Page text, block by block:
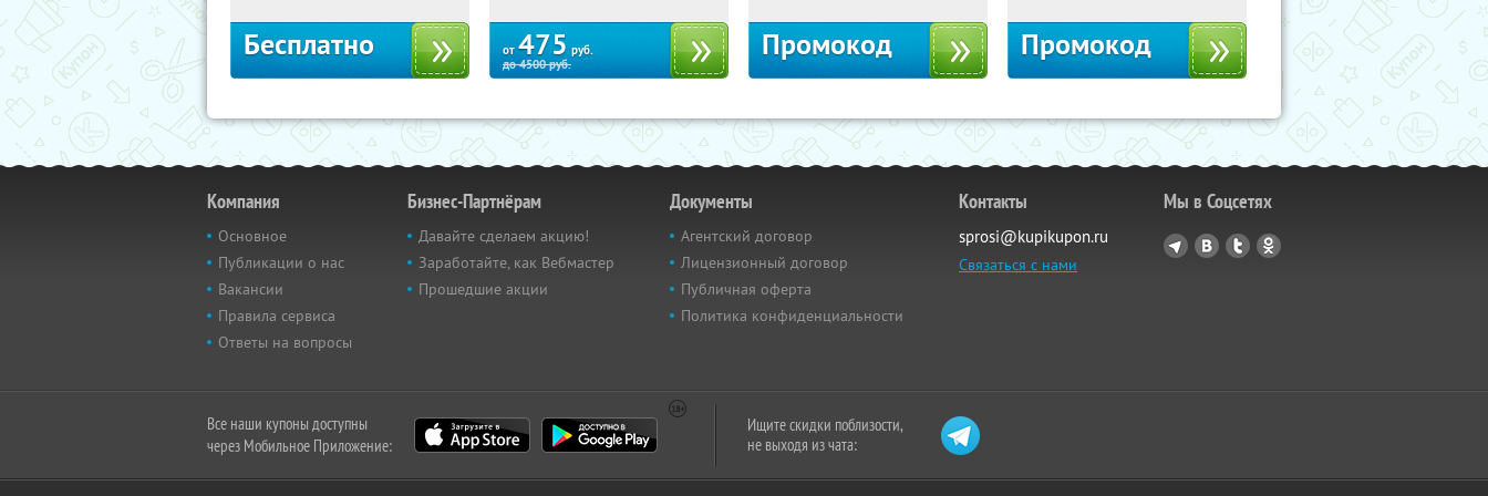
Бесплатно от 475 руб.
до4500руб.
Промокод Промокод
Компания
Основное
Публикации о нас
Вакансии
Правила сервиса
Ответы на вопросы
Бизнес-Партнёрам
Давайте сделаем акцию!
Заработайте, как Вебмастер
Прошедшие акции
Документы
Агентский договор
Лицензионный договор
Публичная оферта
Политика конфиденциальности
Контакты
sprosi@kupikupon.ru
Связаться с нами
Мы в Соцсетях
Все наши купоны доступны
через Мобильное Приложение:
Ищите скидки поблизости,
не выходя из чата: